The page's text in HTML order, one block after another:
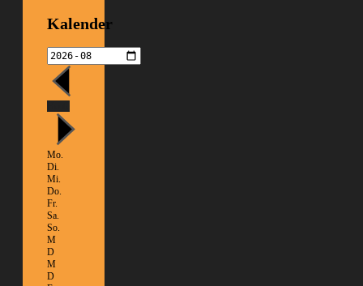
Kalender
Mo.
Di.
Mi.
Do.
Fr.
Sa.
So.
M
D
M
D